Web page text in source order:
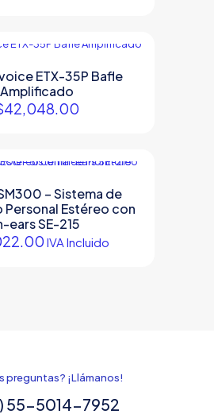
ETX-35P Bafle
Amplificado
42,048.00
– Sistema de
Estéreo con
ears SE-215
IVA Incluido
preguntas? ¡Llámanos!
55-5014-7952